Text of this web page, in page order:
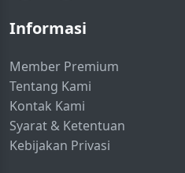
Informasi
Member Premium
Tentang Kami
Kontak Kami
Syarat & Ketentuan
Kebijakan Privasi